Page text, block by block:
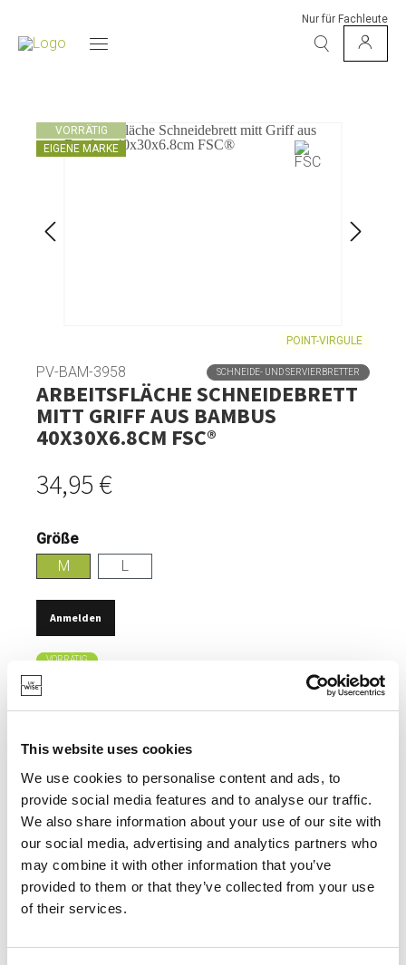
This website uses cookies
We use cookies to personalise content and ads, to
provide social media features and to analyse our traffic.
We also share information about your use of our site with
our social media, advertising and analytics partners who
may combine it with other information that you’ve
provided to them or that they’ve collected from your use
of their services.
Nur für Fachleute
VORRÄTIG
EIGENE MARKE
POINT-VIRGULE
PV-BAM-3958 SCHNEIDE- UND SERVIERBRETTER
ARBEITSFLÄCHE SCHNEIDEBRETT
MITT GRIFF AUS BAMBUS
40X30X6.8CM FSC®
34,95 €
Größe
L
M
Anmelden
VORRÄTIG
EINFACHES SCHNEIDEN UND VERARBEITEN VON
ZUTATEN.
FSC®-ZERTIFIZIERT.
MIT RUTSCHHEMMENDER KANTE.
DOPPELSEITIG VERWENDBAR.
SPEZIFIKATIONEN